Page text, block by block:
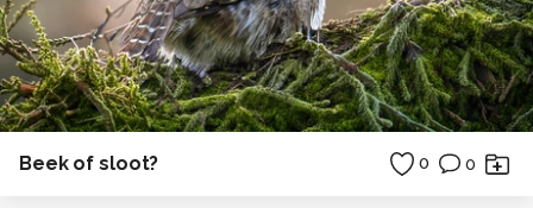
Beek of sloot? 0 0